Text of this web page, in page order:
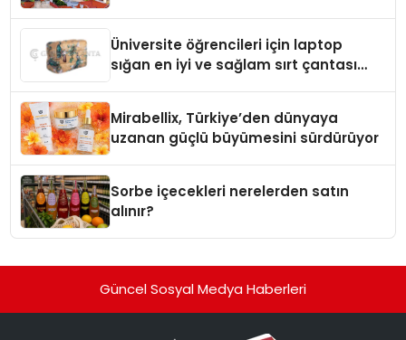
Üniversite öğrencileri için laptop
sığan en iyi ve sağlam sırt çantası
Mirabellix, Türkiye’den dünyaya
uzanan güçlü büyümesini sürdürüyor
Sorbe içecekleri nerelerden satın
alınır?
Güncel Sosyal Medya Haberleri